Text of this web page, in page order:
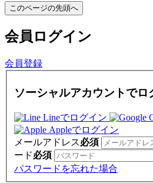
このページの先頭へ
会員 ログイン
会員登録
ソーシャルアカウントでロ
Lineでログイン
Appleでログイン
メールアドレス必須
ード必須
パスワードを忘れた場合